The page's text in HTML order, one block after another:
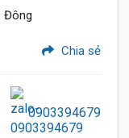
Đông
Chia sẻ
0903394679